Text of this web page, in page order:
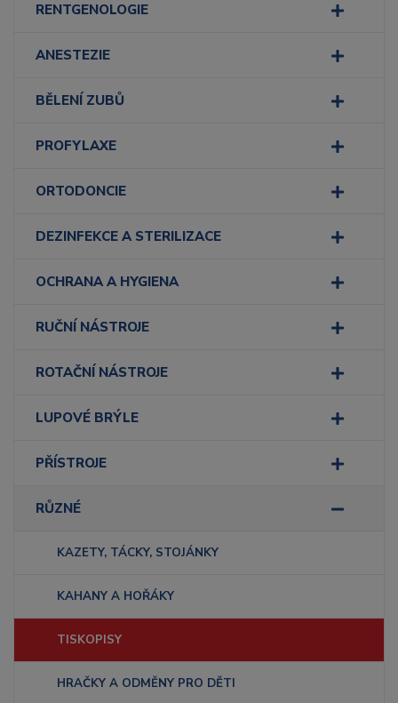
RENTGENOLOGIE
ANESTEZIE
BĚLENÍ ZUBŮ
PROFYLAXE
ORTODONCIE
DEZINFEKCE A STERILIZACE
OCHRANA A HYGIENA
RUČNÍ NÁSTROJE
ROTAČNÍ NÁSTROJE
LUPOVÉ BRÝLE
PŘÍSTROJE
RŮZNÉ
KAZETY, TÁCKY, STOJÁNKY
KAHANY A HOŘÁKY
TISKOPISY
HRAČKY A ODMĚNY PRO DĚTI